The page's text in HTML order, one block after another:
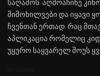
საღამოს. აღმოაჩინე
მიმოხილვები და იყავი
ჩვენთან ერთად. რაც
აპლიკაცია რომელიც
უყურო საყვარელ შოუს